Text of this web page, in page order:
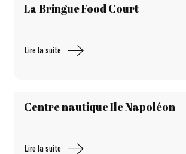
La Bringue Food Court
Lire la suite
Centre nautique Ile Napoléon
Lire la suite